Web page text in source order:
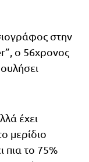
στην
ο 56χρονος
έχει
μερίδιο
πια το 75%